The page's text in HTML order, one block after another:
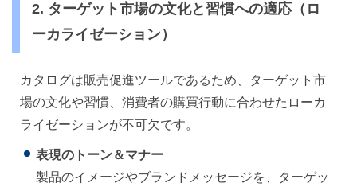
2. ターゲット市場の文化と習慣への適応（ロ
ーカライゼーション）
カタログは販売促進ツールであるため、ターゲット市
場の文化や習慣、消費者の購買行動に合わせたローカ
ライゼーションが不可欠です。
表現のトーン＆マナー
製品のイメージやブランドメッセージを、ターゲッ